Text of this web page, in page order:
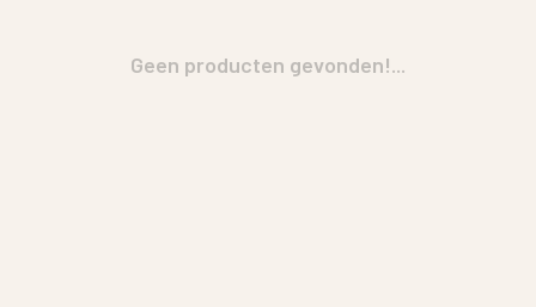
Geen producten gevonden!...